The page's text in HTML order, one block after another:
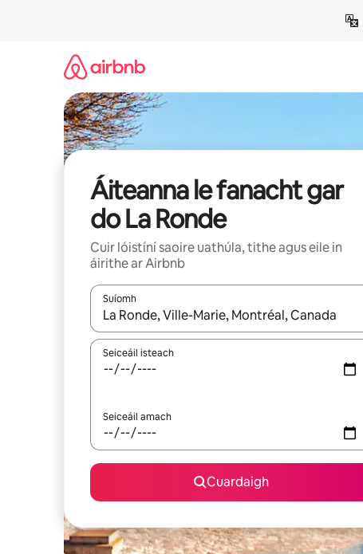
Áiteanna le fanacht gar
do La Ronde
Cuir lóistíní saoire uathúla, tithe agus eile in
áirithe ar Airbnb
Suíomh
Nuair a bheidh torthaí ar fáil, déan nascleanúint le
Seiceáil isteach
Seiceáil amach
Cuardaigh